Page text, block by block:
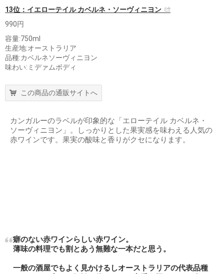
13位：イエローテイル カベルネ・ソーヴィニヨン
990円
容量:750ml
生産地:オーストラリア
品種:カベルネソーヴィニヨン
味わい:ミデァムボディ
この商品の通販サイトへ
カンガルーのラベルが印象的な「エローテイル カベルネ・
ソーヴィニヨン」。しっかりとした果実感を味わえる人気の
赤ワインです。果実の酸味と香りがクセになります。
癖のない赤ワインらしい赤ワイン。
薄味の料理でも割とあう無難な一本だと思う。
一般の酒屋でもよく見かけるしオーストラリアの代表品種